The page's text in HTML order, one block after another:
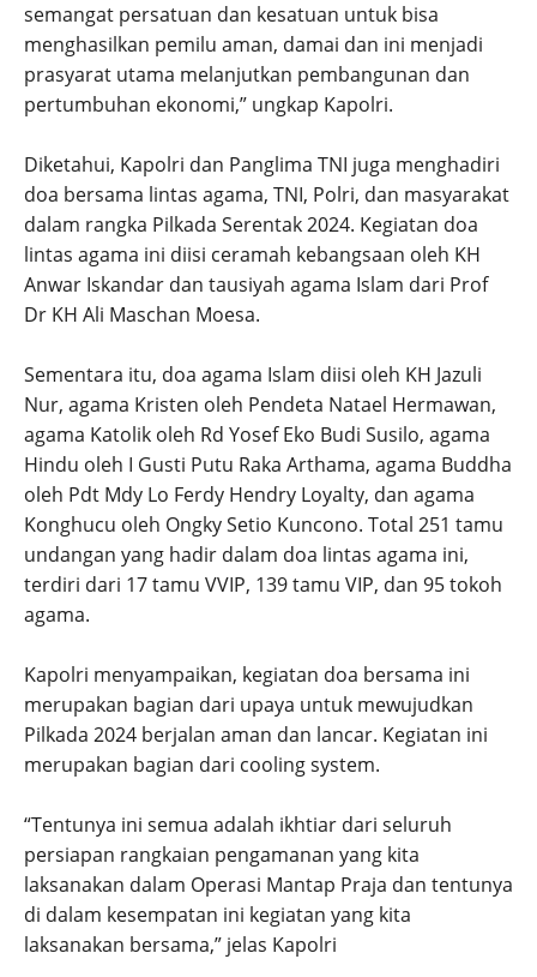
semangat persatuan dan kesatuan untuk bisa
menghasilkan pemilu aman, damai dan ini menjadi
prasyarat utama melanjutkan pembangunan dan
pertumbuhan ekonomi,” ungkap Kapolri.
Diketahui, Kapolri dan Panglima TNI juga menghadiri
doa bersama lintas agama, TNI, Polri, dan masyarakat
dalam rangka Pilkada Serentak 2024. Kegiatan doa
lintas agama ini diisi ceramah kebangsaan oleh KH
Anwar Iskandar dan tausiyah agama Islam dari Prof
Dr KH Ali Maschan Moesa.
Sementara itu, doa agama Islam diisi oleh KH Jazuli
Nur, agama Kristen oleh Pendeta Natael Hermawan,
agama Katolik oleh Rd Yosef Eko Budi Susilo, agama
Hindu oleh I Gusti Putu Raka Arthama, agama Buddha
oleh Pdt Mdy Lo Ferdy Hendry Loyalty, dan agama
Konghucu oleh Ongky Setio Kuncono. Total 251 tamu
undangan yang hadir dalam doa lintas agama ini,
terdiri dari 17 tamu VVIP, 139 tamu VIP, dan 95 tokoh
agama.
Kapolri menyampaikan, kegiatan doa bersama ini
merupakan bagian dari upaya untuk mewujudkan
Pilkada 2024 berjalan aman dan lancar. Kegiatan ini
merupakan bagian dari cooling system.
“Tentunya ini semua adalah ikhtiar dari seluruh
persiapan rangkaian pengamanan yang kita
laksanakan dalam Operasi Mantap Praja dan tentunya
di dalam kesempatan ini kegiatan yang kita
laksanakan bersama,” jelas Kapolri